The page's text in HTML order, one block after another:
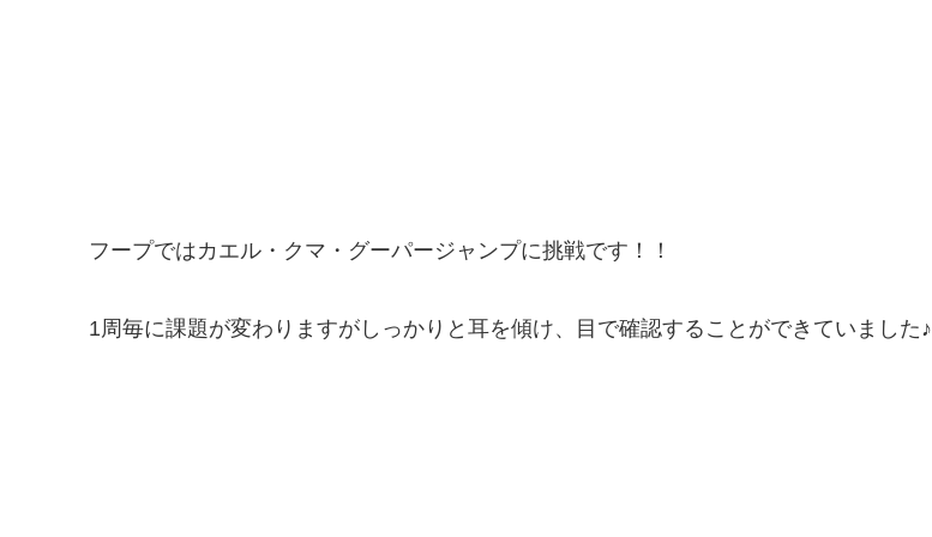
フープではカエル・クマ・グーパージャンプに挑戦です！！
1周毎に課題が変わりますがしっかりと耳を傾け、目で確認することができていました♪